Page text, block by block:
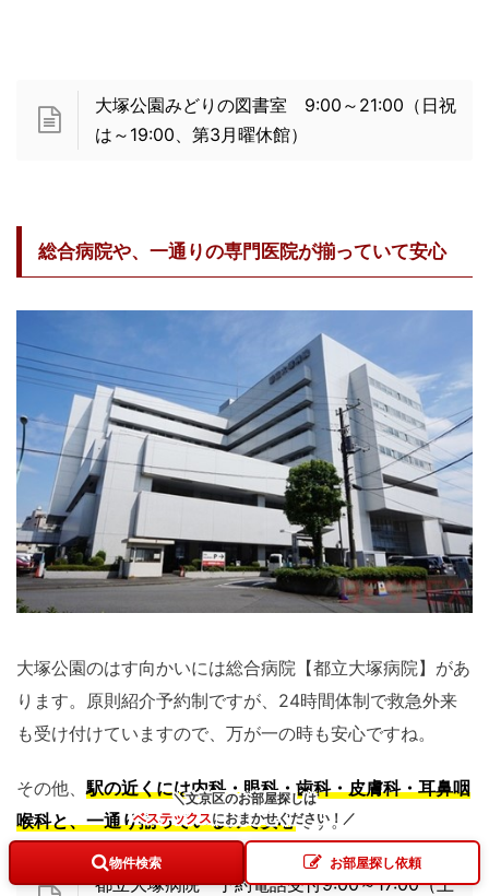
大塚公園みどりの図書室 9:00～21:00（日祝
は～19:00、第3月曜休館）
総合病院や、一通りの専門医院が揃っていて安心
大塚公園のはす向かいには総合病院【都立大塚病院】があ
ります。原則紹介予約制ですが、24時間体制で救急外来
も受け付けていますので、万が一の時も安心ですね。
その他、駅の近くには内科・眼科・歯科・皮膚科・耳鼻咽
喉科と、一通り揃っているので安心です。
都立大塚病院 予約電話受付9:00～17:00（土
＼文京区のお部屋探しは
ベステックスにおまかせください！ ／
物件検索 お部屋探し依頼